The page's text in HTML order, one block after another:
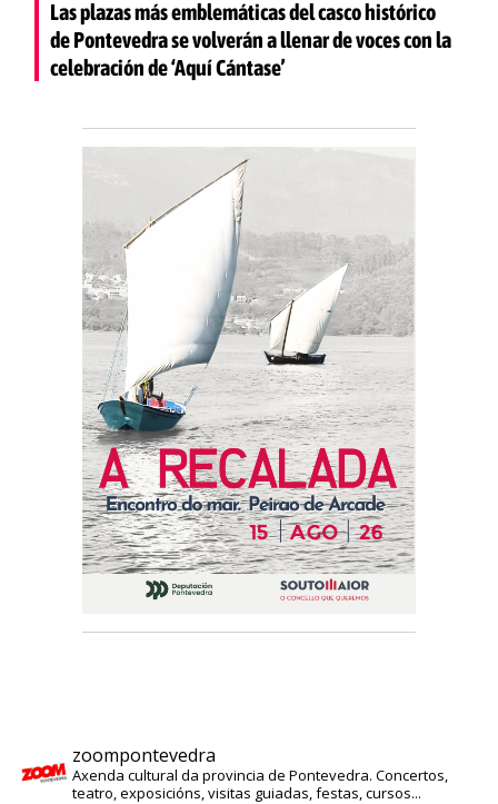
Las plazas más emblemáticas del casco histórico
de Pontevedra se volverán a llenar de voces con la
celebración de ‘Aquí Cántase’
zoompontevedra
Axenda cultural da provincia de Pontevedra. Concertos,
teatro, exposicións, visitas guiadas, festas, cursos...